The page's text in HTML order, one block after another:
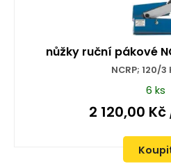
nůžky ruční pákové
NCRP; 120/
6 ks
2 120,00 Kč